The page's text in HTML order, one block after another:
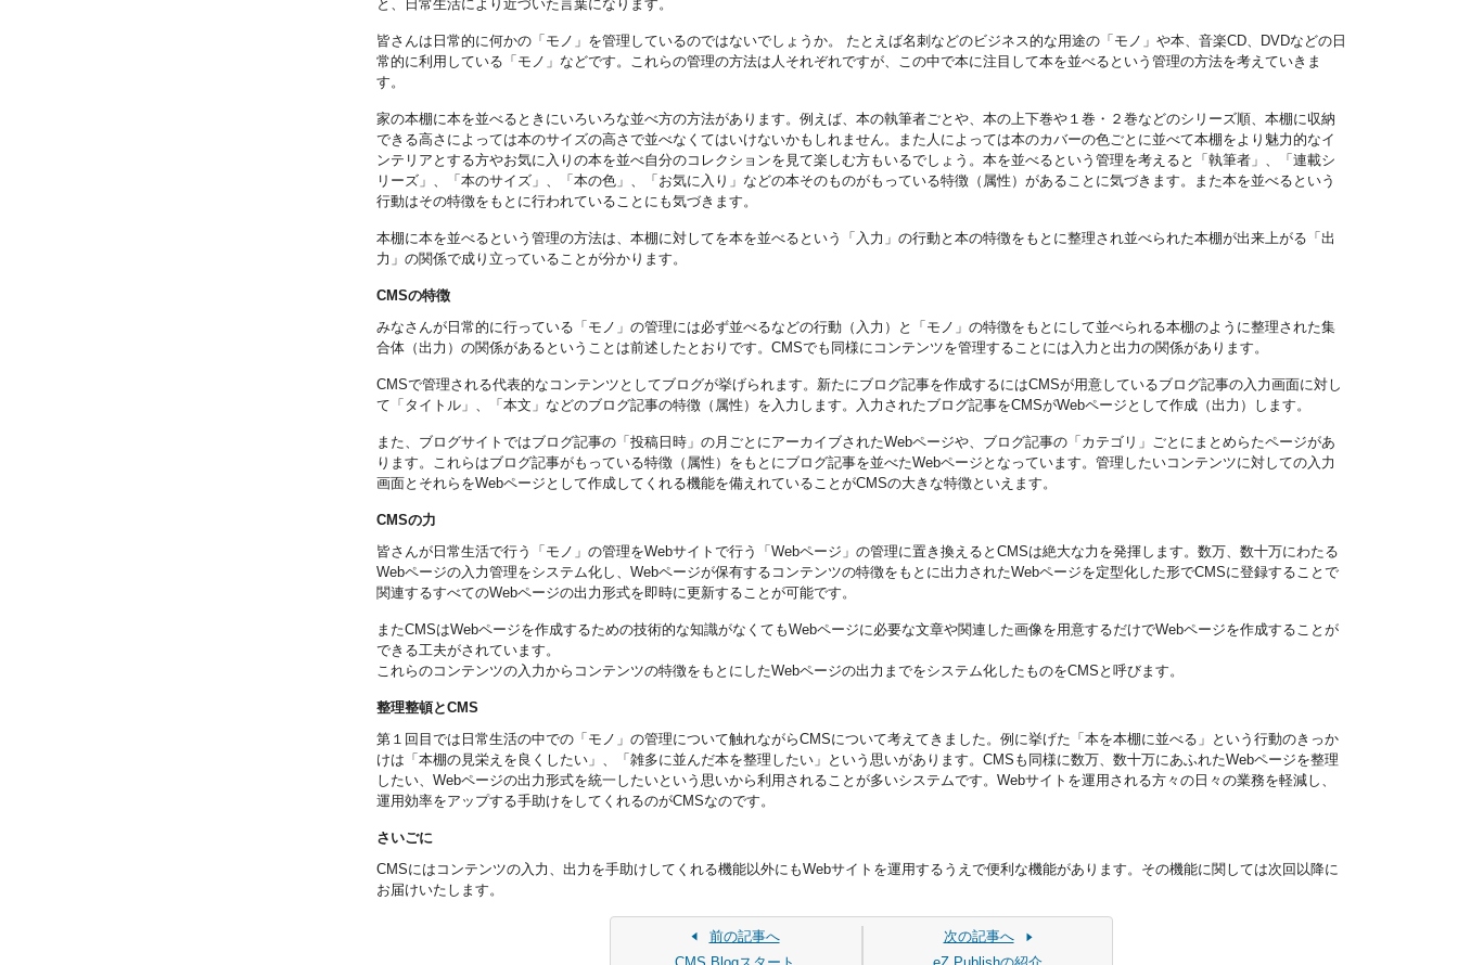
と、日常生活により近づいた言葉になります。
皆さんは日常的に何かの「モノ」を管理しているのではないでしょうか。 たとえば名刺などのビジネス的な用途の「モノ」や本、音楽CD、DVDなどの日
常的に利用している「モノ」などです。これらの管理の方法は人それぞれですが、この中で本に注目して本を並べるという管理の方法を考えていきま
す。
家の本棚に本を並べるときにいろいろな並べ方の方法があります。例えば、本の執筆者ごとや、本の上下巻や１巻・２巻などのシリーズ順、本棚に収納
できる高さによっては本のサイズの高さで並べなくてはいけないかもしれません。また人によっては本のカバーの色ごとに並べて本棚をより魅力的なイ
ンテリアとする方やお気に入りの本を並べ自分のコレクションを見て楽しむ方もいるでしょう。本を並べるという管理を考えると「執筆者」、「連載シ
リーズ」、「本のサイズ」、「本の色」、「お気に入り」などの本そのものがもっている特徴（属性）があることに気づきます。また本を並べるという
行動はその特徴をもとに行われていることにも気づきます。
本棚に本を並べるという管理の方法は、本棚に対してを本を並べるという「入力」の行動と本の特徴をもとに整理され並べられた本棚が出来上がる「出
力」の関係で成り立っていることが分かります。
CMSの特徴
みなさんが日常的に行っている「モノ」の管理には必ず並べるなどの行動（入力）と「モノ」の特徴をもとにして並べられる本棚のように整理された集
合体（出力）の関係があるということは前述したとおりです。CMSでも同様にコンテンツを管理することには入力と出力の関係があります。
CMSで管理される代表的なコンテンツとしてブログが挙げられます。新たにブログ記事を作成するにはCMSが用意しているブログ記事の入力画面に対し
て「タイトル」、「本文」などのブログ記事の特徴（属性）を入力します。入力されたブログ記事をCMSがWebページとして作成（出力）します。
また、ブログサイトではブログ記事の「投稿日時」の月ごとにアーカイブされたWebページや、ブログ記事の「カテゴリ」ごとにまとめらたページがあ
ります。これらはブログ記事がもっている特徴（属性）をもとにブログ記事を並べたWebページとなっています。管理したいコンテンツに対しての入力
画面とそれらをWebページとして作成してくれる機能を備えれていることがCMSの大きな特徴といえます。
CMSの力
皆さんが日常生活で行う「モノ」の管理をWebサイトで行う「Webページ」の管理に置き換えるとCMSは絶大な力を発揮します。数万、数十万にわたる
Webページの入力管理をシステム化し、Webページが保有するコンテンツの特徴をもとに出力されたWebページを定型化した形でCMSに登録することで
関連するすべてのWebページの出力形式を即時に更新することが可能です。
またCMSはWebページを作成するための技術的な知識がなくてもWebページに必要な文章や関連した画像を用意するだけでWebページを作成することが
できる工夫がされています。
これらのコンテンツの入力からコンテンツの特徴をもとにしたWebページの出力までをシステム化したものをCMSと呼びます。
整理整頓とCMS
第１回目では日常生活の中での「モノ」の管理について触れながらCMSについて考えてきました。例に挙げた「本を本棚に並べる」という行動のきっか
けは「本棚の見栄えを良くしたい」、「雑多に並んだ本を整理したい」という思いがあります。CMSも同様に数万、数十万にあふれたWebページを整理
したい、Webページの出力形式を統一したいという思いから利用されることが多いシステムです。Webサイトを運用される方々の日々の業務を軽減し、
運用効率をアップする手助けをしてくれるのがCMSなのです。
さいごに
CMSにはコンテンツの入力、出力を手助けしてくれる機能以外にもWebサイトを運用するうえで便利な機能があります。その機能に関しては次回以降に
お届けいたします。
前の記事へ
次の記事へ